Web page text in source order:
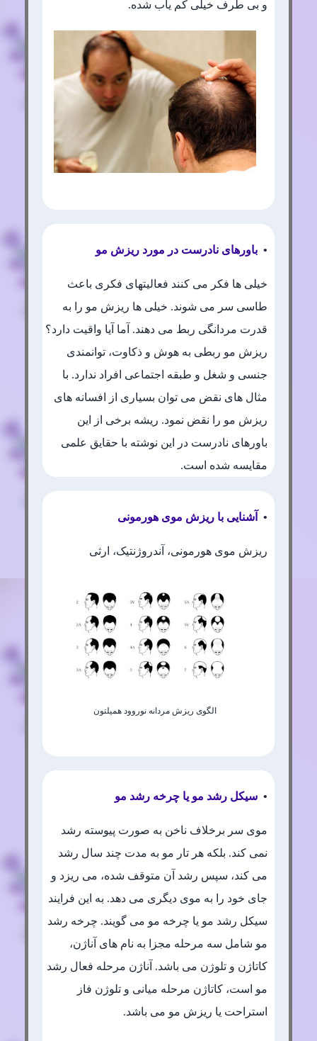
و بی طرف خیلی کم یاب شده.
• باورهای نادرست در مورد ریزش مو
خیلی ها فکر می کنند فعالیتهای فکری باعث
طاسی سر می شوند. خیلی ها ریزش مو را به
قدرت مردانگی ربط می دهند. آما آیا واقیت دارد؟
ریزش مو ربطی به هوش و ذکاوت، توانمندی
جنسی و شغل و طبقه اجتماعی افراد ندارد. با
مثال های نقض می توان بسیاری از افسانه های
ریزش مو را نقض نمود. ریشه برخی از این
باورهای نادرست در این نوشته با حقایق علمی
مقایسه شده است.
• آشنایی با ریزش موی هورمونی
ریزش موی هورمونی، آندروژنتیک، ارثی
الگوی ریزش مردانه نوروود همیلتون
• سیکل رشد مو یا چرخه رشد مو
موی سر برخلاف ناخن به صورت پیوسته رشد
نمی کند. بلکه هر تار مو به مدت چند سال رشد
می کند، سپس رشد آن متوقف شده، می ریزد و
جای خود را به موی دیگری می دهد. به این فرایند
سیکل رشد مو یا چرخه مو می گویند. چرخه رشد
مو شامل سه مرحله مجزا به نام های آناژن،
کاتاژن و تلوژن می باشد. آناژن مرحله فعال رشد
مو است، کاتاژن مرحله میانی و تلوژن فاز
استراحت یا ریزش مو می باشد.